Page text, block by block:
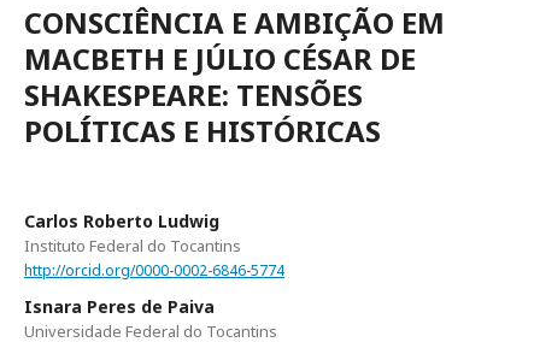
CONSCIÊNCIA E AMBIÇÃO EM
MACBETH E JÚLIO CÉSAR DE
SHAKESPEARE: TENSÕES
POLÍTICAS E HISTÓRICAS
Carlos Roberto Ludwig
Instituto Federal do Tocantins
http://orcid.org/0000-0002-6846-5774
Isnara Peres de Paiva
Universidade Federal do Tocantins